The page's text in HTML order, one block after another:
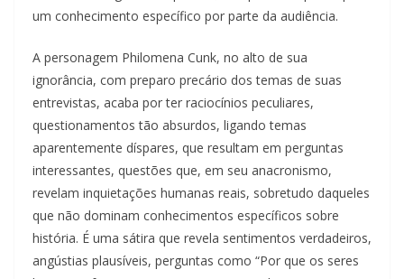
um conhecimento específico por parte da audiência.
A personagem Philomena Cunk, no alto de sua
ignorância, com preparo precário dos temas de suas
entrevistas, acaba por ter raciocínios peculiares,
questionamentos tão absurdos, ligando temas
aparentemente díspares, que resultam em perguntas
interessantes, questões que, em seu anacronismo,
revelam inquietações humanas reais, sobretudo daqueles
que não dominam conhecimentos específicos sobre
história. É uma sátira que revela sentimentos verdadeiros,
angústias plausíveis, perguntas como “Por que os seres